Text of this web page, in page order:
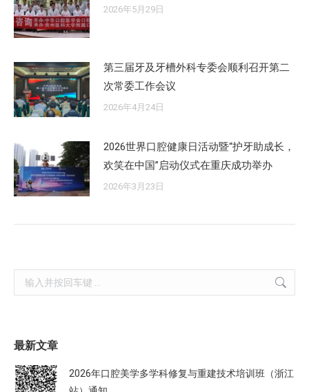
2026年5月29日
第三届牙及牙槽外科专委会顺利召开第二
次常委工作会议
2026年4月24日
2026世界口腔健康日活动暨“护牙助成长，
欢笑在中国”启动仪式在重庆成功举办
2026年3月23日
Search:
最新文章
2026年口腔美学多学科修复与重建技术培训班（浙江